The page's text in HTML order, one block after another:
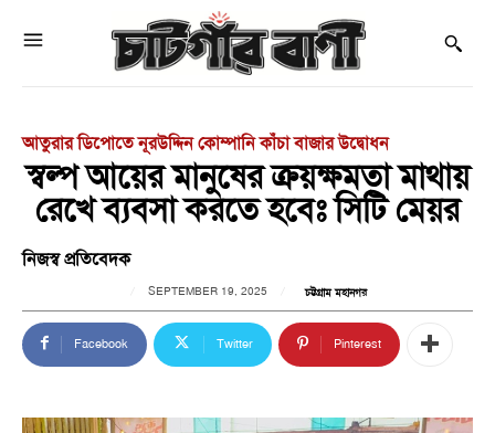
আতুরার ডিপোতে নূরউদ্দিন কোম্পানি কাঁচা বাজার উদ্বোধন
স্বল্প আয়ের মানুষের ক্রয়ক্ষমতা মাথায়
রেখে ব্যবসা করতে হবেঃ সিটি মেয়র
নিজস্ব প্রতিবেদক
SEPTEMBER 19, 2025 চট্টগ্রাম মহানগর
Facebook Twitter Pinterest